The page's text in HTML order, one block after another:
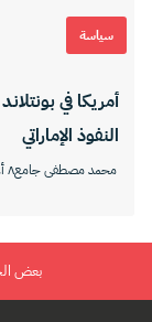
سياسة
أمريكا في
النفوذ الإماراتي
محمد مصطفى جامع٨ أغسطس ٢٠٢٦
بعض